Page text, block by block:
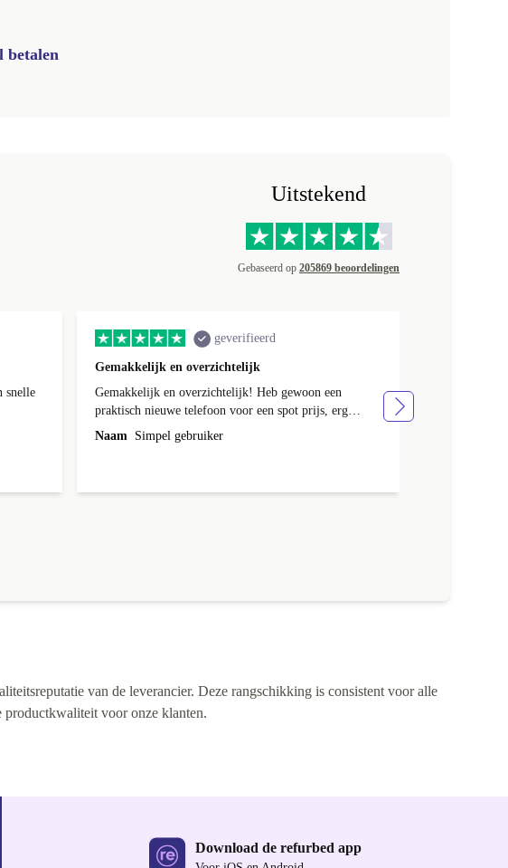
betalen
Uitstekend
Gebaseerd op 205869 beoordelingen
snelle
geverifieerd
Gemakkelijk en overzichtelijk
Gemakkelijk en overzichtelijk! Heb gewoon een
praktisch nieuwe telefoon voor een spot prijs, erg
tevreden!
Naam Simpel gebruiker
van de leverancier. Deze rangschikking is consistent voor alle
productkwaliteit voor onze klanten.
Download de refurbed app